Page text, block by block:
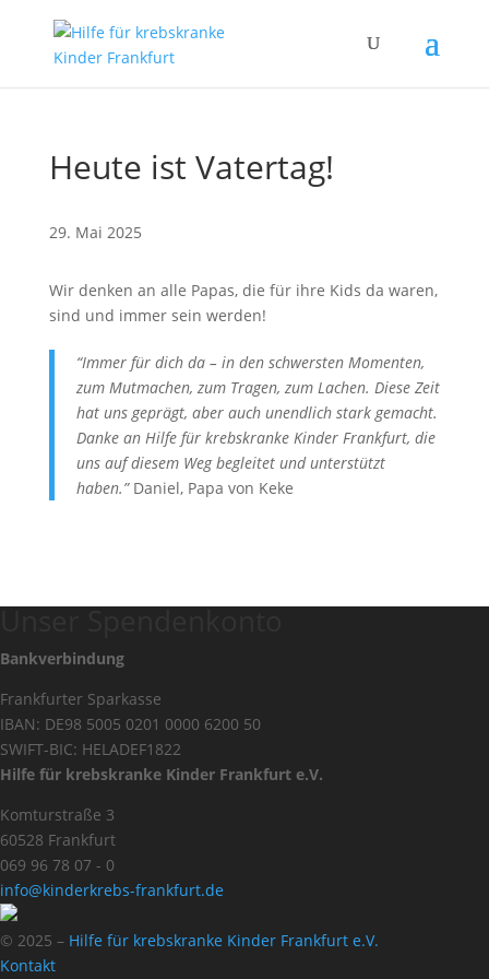
Heute ist Vatertag!
29. Mai 2025
Wir denken an alle Papas, die für ihre Kids da waren,
sind und immer sein werden!
“Immer für dich da – in den schwersten Momenten,
zum Mutmachen, zum Tragen, zum Lachen. Diese Zeit
hat uns geprägt, aber auch unendlich stark gemacht.
Danke an Hilfe für krebskranke Kinder Frankfurt, die
uns auf diesem Weg begleitet und unterstützt
haben.” Daniel, Papa von Keke
Bankverbindung
Frankfurter Sparkasse
IBAN: DE98 5005 0201 0000 6200 50
SWIFT-BIC: HELADEF1822
Hilfe für krebskranke Kinder Frankfurt e.V.
Komturstraße 3
60528 Frankfurt
069 96 78 07 - 0
info@kinderkrebs-frankfurt.de
© 2025 – Hilfe für krebskranke Kinder Frankfurt e.V.
Kontakt